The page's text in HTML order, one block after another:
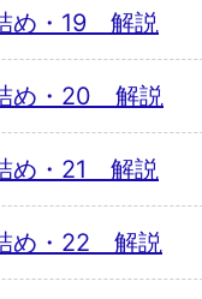
め・19 解説
め・20 解説
め・21 解説
め・22 解説